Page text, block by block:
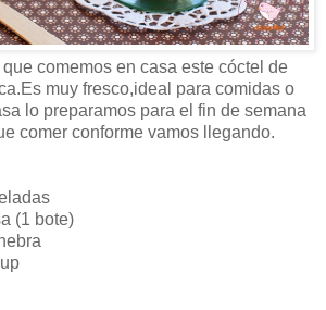
comemos en casa este cóctel de
muy fresco,ideal para comidas o
lo preparamos para el fin de semana
comer conforme vamos llegando.
(1 bote)